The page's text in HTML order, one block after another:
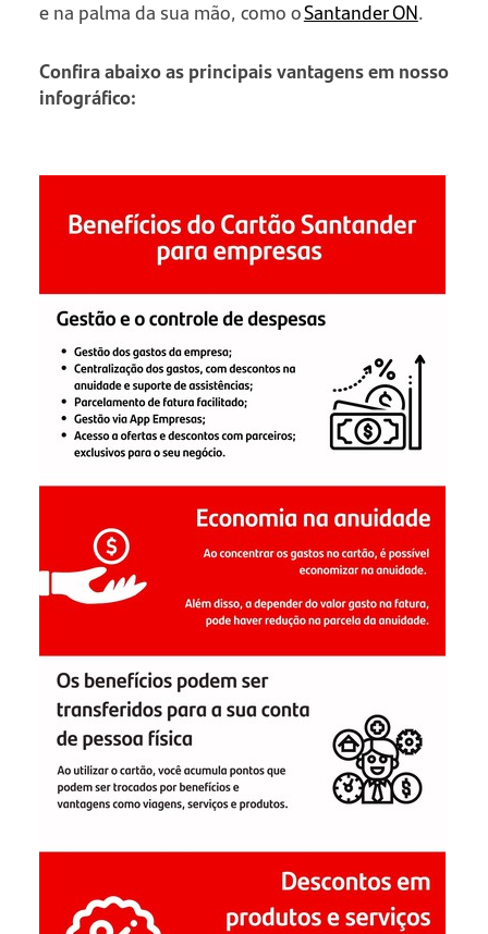
e na palma da sua mão, como oSantander ON.
Confira abaixo as principais vantagens em nosso
infográfico: